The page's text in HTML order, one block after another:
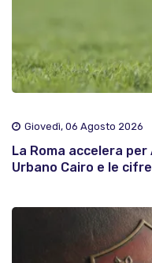
Giovedì, 06 Agosto 2026
La Roma accelera
Urbano Cairo e le